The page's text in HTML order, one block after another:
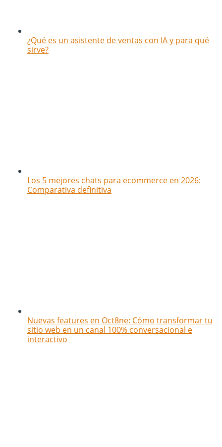
¿Qué es un asistente de ventas con IA y para qué
sirve?
Los 5 mejores chats para ecommerce en 2026:
Comparativa definitiva
Nuevas features en Oct8ne: Cómo transformar tu
sitio web en un canal 100% conversacional e
interactivo